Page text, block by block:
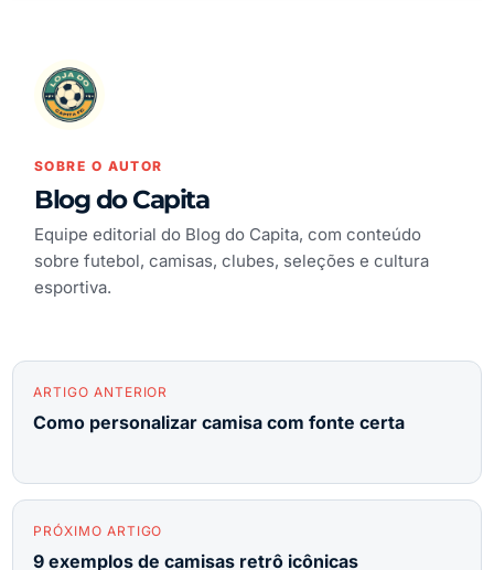
SOBRE O AUTOR
Blog do Capita
Equipe editorial do Blog do Capita, com conteúdo
sobre futebol, camisas, clubes, seleções e cultura
esportiva.
ARTIGO ANTERIOR
Como personalizar camisa com fonte certa
PRÓXIMO ARTIGO
9 exemplos de camisas retrô icônicas